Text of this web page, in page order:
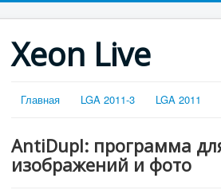
Xeon Live
Главная LGA 2011-3 LGA 2011
AntiDupl: программа
изображений и фото